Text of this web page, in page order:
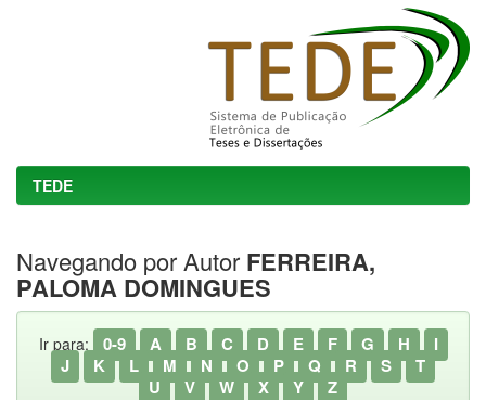
TEDE
Navegando por Autor FERREIRA,
PALOMA DOMINGUES
Ir para: 0-9 A B C D E F G H
I
J
K L M N O P Q R S
T
U
V W X Y Z